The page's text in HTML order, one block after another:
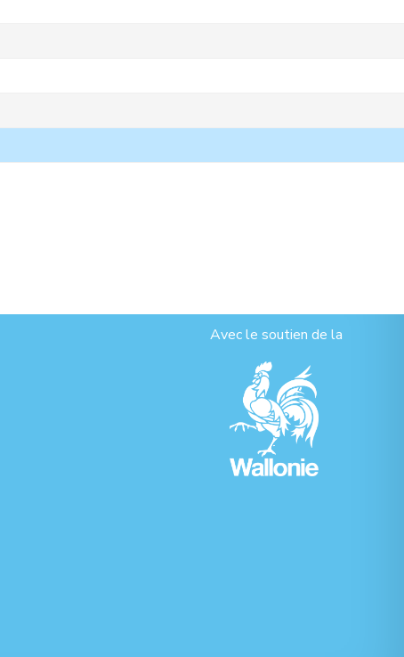
Avec le soutien de la